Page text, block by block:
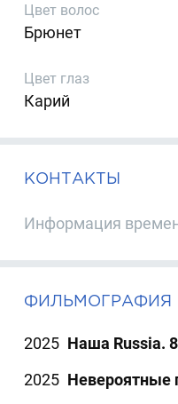
Цвет волос
Брюнет
Цвет глаз
Карий
КОНТАКТЫ
Информация
ФИЛЬМОГРАФИЯ
2025 Наша Russia.
2025 Невероятные